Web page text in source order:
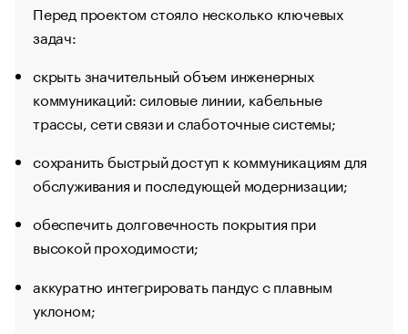
Перед проектом стояло несколько ключевых
задач:
скрыть значительный объем инженерных
коммуникаций: силовые линии, кабельные
трассы, сети связи и слаботочные системы;
сохранить быстрый доступ к коммуникациям для
обслуживания и последующей модернизации;
обеспечить долговечность покрытия при
высокой проходимости;
аккуратно интегрировать пандус с плавным
уклоном;